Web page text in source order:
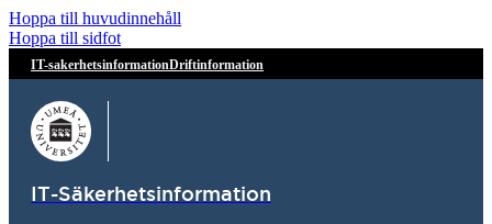
Hoppa till huvudinnehåll
Hoppa till sidfot
IT-sakerhetsinformationDriftinformation
IT-Säkerhetsinformation